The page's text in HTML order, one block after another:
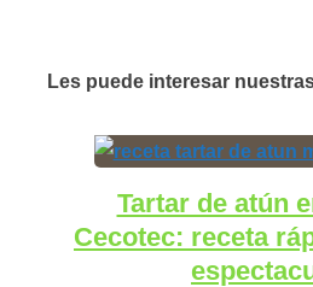
Les puede interesar
Tartar de atún
Cecotec: receta